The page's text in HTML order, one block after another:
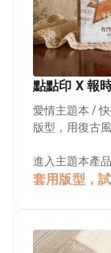
點點印 X 報
愛情主題本 /
版型，用復古
進入主題本產
套用版型，